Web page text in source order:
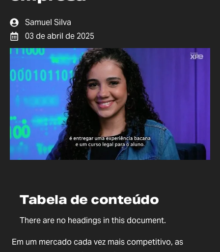
Samuel Silva
03 de abril de 2025
Tabela de conteúdo
There are no headings in this document.
Em um mercado cada vez mais competitivo, as